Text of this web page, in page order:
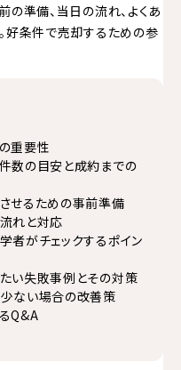
準備、当日の流れ、よくあ
好条件で売却するための参
重要性
数の目安と成約までの
せるための事前準備
れと対応
者がチェックするポイン
い失敗事例とその対策
ない場合の改善策
Q&A